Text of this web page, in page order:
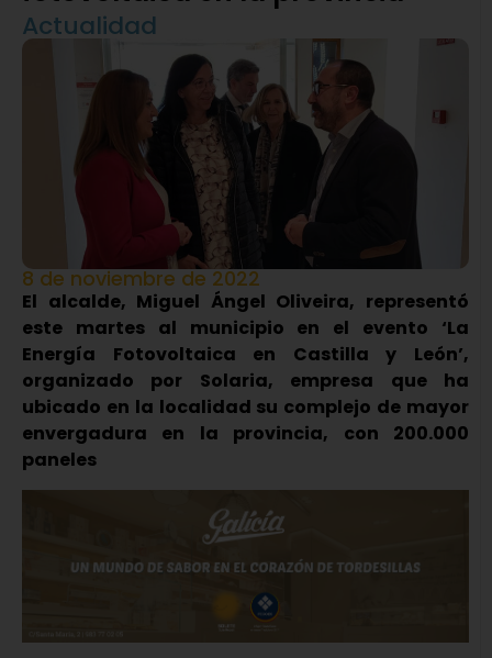
Actualidad
8 de noviembre de 2022
El alcalde, Miguel Ángel Oliveira, representó
este martes al municipio en el evento ‘La
Energía Fotovoltaica en Castilla y León’,
organizado por Solaria, empresa que ha
ubicado en la localidad su complejo de mayor
envergadura en la provincia, con 200.000
paneles